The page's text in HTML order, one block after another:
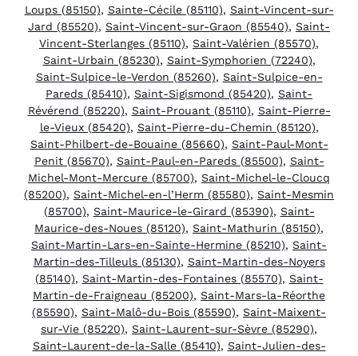
Loups (85150), Sainte-Cécile (85110), Saint-Vincent-sur-
Jard (85520), Saint-Vincent-sur-Graon (85540), Saint-
Vincent-Sterlanges (85110), Saint-Valérien (85570),
Saint-Urbain (85230), Saint-Symphorien (72240),
Saint-Sulpice-le-Verdon (85260), Saint-Sulpice-en-
Pareds (85410), Saint-Sigismond (85420), Saint-
Révérend (85220), Saint-Prouant (85110), Saint-Pierre-
le-Vieux (85420), Saint-Pierre-du-Chemin (85120),
Saint-Philbert-de-Bouaine (85660), Saint-Paul-Mont-
Penit (85670), Saint-Paul-en-Pareds (85500), Saint-
Michel-Mont-Mercure (85700), Saint-Michel-le-Cloucq
(85200), Saint-Michel-en-l’Herm (85580), Saint-Mesmin
(85700), Saint-Maurice-le-Girard (85390), Saint-
Maurice-des-Noues (85120), Saint-Mathurin (85150),
Saint-Martin-Lars-en-Sainte-Hermine (85210), Saint-
Martin-des-Tilleuls (85130), Saint-Martin-des-Noyers
(85140), Saint-Martin-des-Fontaines (85570), Saint-
Martin-de-Fraigneau (85200), Saint-Mars-la-Réorthe
(85590), Saint-Malô-du-Bois (85590), Saint-Maixent-
sur-Vie (85220), Saint-Laurent-sur-Sèvre (85290),
Saint-Laurent-de-la-Salle (85410), Saint-Julien-des-